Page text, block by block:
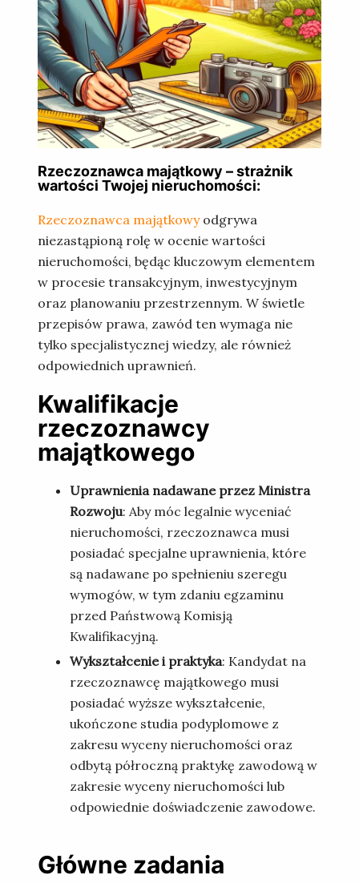
Rzeczoznawca majątkowy – strażnik
wartości Twojej nieruchomości:
Rzeczoznawca majątkowy odgrywa
niezastąpioną rolę w ocenie wartości
nieruchomości, będąc kluczowym elementem
w procesie transakcyjnym, inwestycyjnym
oraz planowaniu przestrzennym. W świetle
przepisów prawa, zawód ten wymaga nie
tylko specjalistycznej wiedzy, ale również
odpowiednich uprawnień.
Kwalifikacje
rzeczoznawcy
majątkowego
Uprawnienia nadawane przez Ministra
Rozwoju: Aby móc legalnie wyceniać
nieruchomości, rzeczoznawca musi
posiadać specjalne uprawnienia, które
są nadawane po spełnieniu szeregu
wymogów, w tym zdaniu egzaminu
przed Państwową Komisją
Kwalifikacyjną.
Wykształcenie i praktyka: Kandydat na
rzeczoznawcę majątkowego musi
posiadać wyższe wykształcenie,
ukończone studia podyplomowe z
zakresu wyceny nieruchomości oraz
odbytą półroczną praktykę zawodową w
zakresie wyceny nieruchomości lub
odpowiednie doświadczenie zawodowe.
Główne zadania